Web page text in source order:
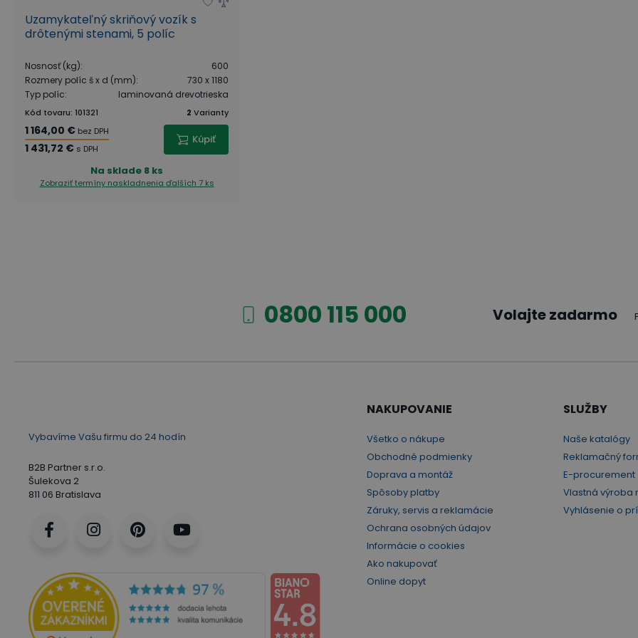
Uzamykateľný skriňový vozík s
drôtenými stenami, 5 políc
Nosnosť (kg):
600
Rozmery políc š x d (mm):
730 x 1180
Typ políc: laminovaná drevotrieska
Kód tovaru: 101321 2 Varianty
1 164,00 € bez DPH
1 431,72 € s DPH
Kúpiť
Na sklade 8 ks
Zobraziť termíny naskladnenia ďalších 7 ks
0800 115 000 Volajte zadarmo
Vybavíme Vašu firmu do 24 hodín
B2B Partner s.r.o.
Šulekova 2
811 06 Bratislava
NAKUPOVANIE
Všetko o nákupe
Obchodné podmienky
Doprava a montáž
Spôsoby platby
Záruky, servis a reklamácie
Ochrana osobných údajov
Informácie o cookies
Ako nakupovať
Online dopyt
SLUŽBY
Naše katalógy
Reklamačný
E-procurement
Vlastná výroba
Vyhlásenie o